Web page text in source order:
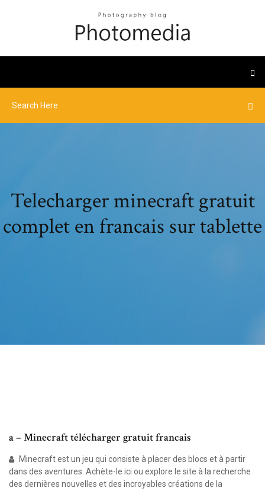
Telecharger minecraft gratuit
complet en francais sur tablette
a – Minecraft télécharger gratuit francais
Minecraft est un jeu qui consiste à placer des blocs et à partir
dans des aventures. Achète-le ici ou explore le site à la recherche
des dernières nouvelles et des incroyables créations de la